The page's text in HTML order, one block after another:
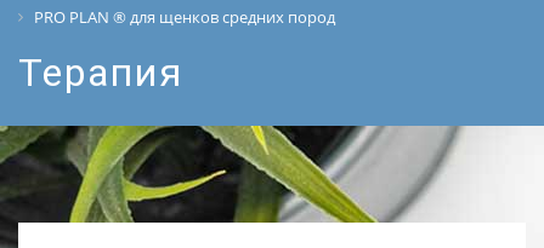
PRO PLAN ® для щенков средних пород
Терапия